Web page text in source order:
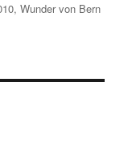
,Wunder von Bern